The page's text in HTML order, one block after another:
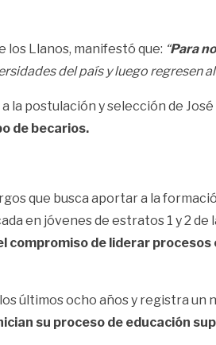
los Llanos, manifestó que: “Para
del país y luego regresen
postulación y selección de José
de becarios.
que busca aportar a la
en jóvenes de estratos 1 y 2
compromiso de liderar
últimos ocho años y registra un
su proceso de educación